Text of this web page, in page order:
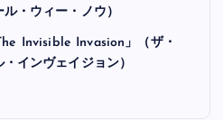
・ウィー・ノウ）
Invisible Invasion」（ザ・
インヴェイジョン）